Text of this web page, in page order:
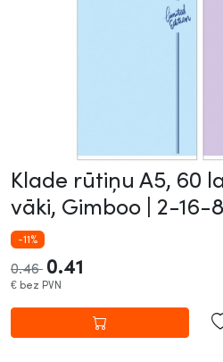
Klade rūtiņu A5, 60
vāki, Gimboo | 2-16-
-11%
0.46 0.41
€ bez PVN